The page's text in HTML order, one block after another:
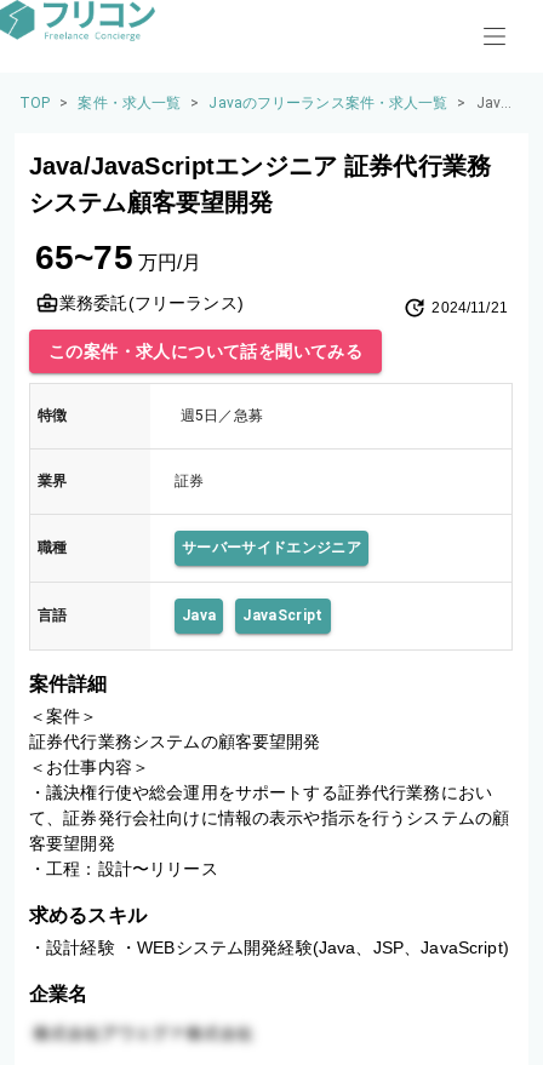
TOP > 案件・求人一覧 > Javaのフリーランス案件・求人一覧 >
Java/
エン
ステ
発
Java/JavaScriptエンジニア 証券代行業務
システム顧客要望開発
65~75 万円/月
業務委託(フリーランス) 2024/11/21
この案件・求人について話を聞いてみる
特徴 週5日／急募
業界 証券
職種 サーバーサイドエンジニア
言語 Java JavaScript
案件詳細
＜案件＞
証券代行業務システムの顧客要望開発
＜お仕事内容＞
・議決権行使や総会運用をサポートする証券代行業務におい
て、証券発行会社向けに情報の表示や指示を行うシステムの顧
客要望開発
・工程：設計〜リリース
求めるスキル
・設計経験 ・WEBシステム開発経験(Java、JSP、JavaScript)
企業名